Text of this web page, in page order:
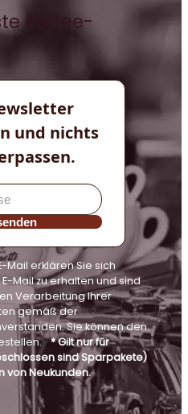
Kaffee-
und nichts
Mail erklären Sie sich
Mail zu erhalten und sind
Verarbeitung Ihrer
gemäß der
Sie können den
* Gilt nur für
sind Sparpakete)
von Neukunden.